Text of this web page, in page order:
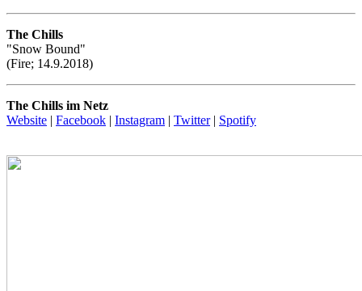
The Chills
"Snow Bound"
(Fire; 14.9.2018)
The Chills im Netz
Website | Facebook | Instagram | Twitter| Spotify